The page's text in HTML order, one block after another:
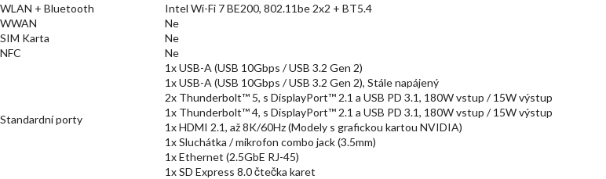
WLAN + Bluetooth
Intel Wi-Fi 7 BE200, 802.11be 2x2 + BT5.4
WWAN
Ne
SIM Karta
Ne
NFC
Ne
Standardní porty
1x USB-A (USB 10Gbps / USB 3.2 Gen 2)
1x USB-A (USB 10Gbps / USB 3.2 Gen 2), Stále napájený
2x Thunderbolt™ 5, s DisplayPort™ 2.1 a USB PD 3.1, 180W vstup / 15W výstup
1x Thunderbolt™ 4, s DisplayPort™ 2.1 a USB PD 3.1, 180W vstup / 15W výstup
1x HDMI 2.1, až 8K/60Hz (Modely s grafickou kartou NVIDIA)
1x Sluchátka / mikrofon combo jack (3.5mm)
1x Ethernet (2.5GbE RJ-45)
1x SD Express 8.0 čtečka karet